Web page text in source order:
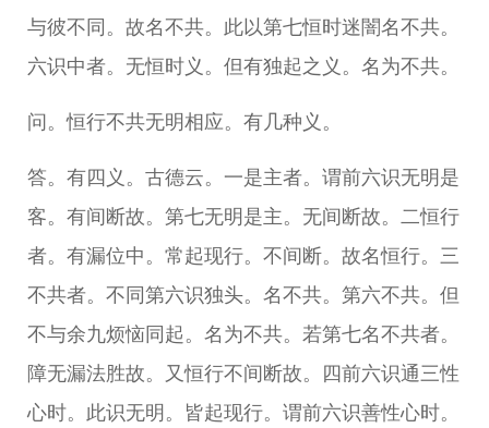
与彼不同。故名不共。此以第七恒时迷闇名不共。
六识中者。无恒时义。但有独起之义。名为不共。
问。恒行不共无明相应。有几种义。
答。有四义。古德云。一是主者。谓前六识无明是
客。有间断故。第七无明是主。无间断故。二恒行
者。有漏位中。常起现行。不间断。故名恒行。三
不共者。不同第六识独头。名不共。第六不共。但
不与余九烦恼同起。名为不共。若第七名不共者。
障无漏法胜故。又恒行不间断故。四前六识通三性
心时。此识无明。皆起现行。谓前六识善性心时。